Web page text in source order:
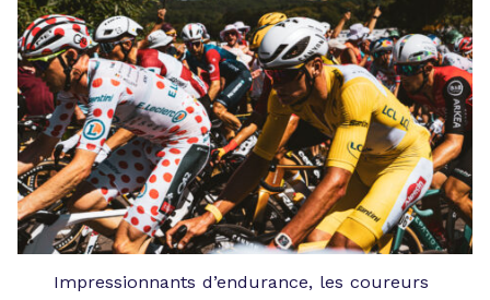
Impressionnants d’endurance, les coureurs